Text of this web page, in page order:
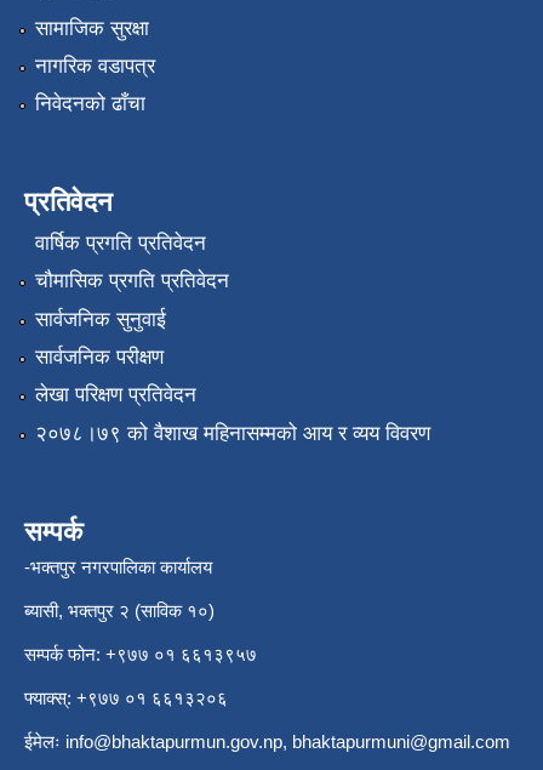
सामाजिक सुरक्षा
नागरिक वडापत्र
निवेदनको ढाँचा
प्रतिवेदन
वार्षिक प्रगति प्रतिवेदन
चौमासिक प्रगति प्रतिवेदन
सार्वजनिक सुनुवाई
सार्वजनिक परीक्षण
लेखा परिक्षण प्रतिवेदन
२०७८।७९ को वैशाख महिनासम्मको आय र व्यय विवरण
सम्पर्क
-भक्तपुर नगरपालिका कार्यालय
ब्यासी, भक्तपुर २ (साविक १०)
सम्पर्क फोन: +९७७ ०१ ६६१३९५७
फ्याक्स्: +९७७ ०१ ६६१३२०६
ईमेलः info@bhaktapurmun.gov.np, bhaktapurmuni@gmail.com